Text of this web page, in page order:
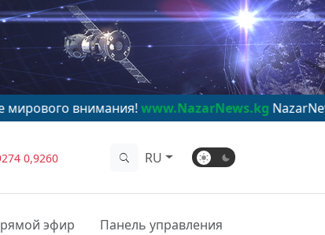
www.NazarNews.kg
0,9260 RU
эфир Панель управления